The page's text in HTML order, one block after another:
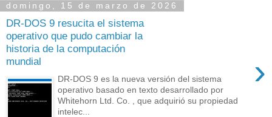
domingo, 15 de marzo de 2026
DR-DOS 9 resucita el sistema
operativo que pudo cambiar la
historia de la computación
mundial
›
DR-DOS 9 es la nueva versión del sistema
operativo basado en texto desarrollado por
Whitehorn Ltd. Co. , que adquirió su propiedad
intelec...